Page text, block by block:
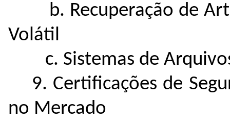
b. Recuperação de
Volátil
c. Sistemas de Arquivos
9. Certificações de
no Mercado